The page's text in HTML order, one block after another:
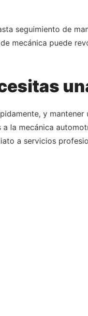
seguimiento de
mecánica puede
y
a la mecánica
a servicios